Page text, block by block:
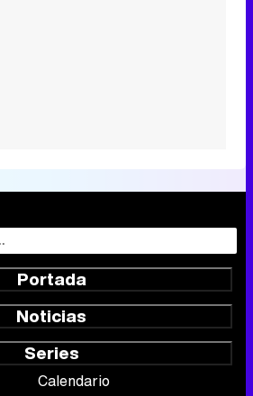
Portada
Noticias
Series
Calendario